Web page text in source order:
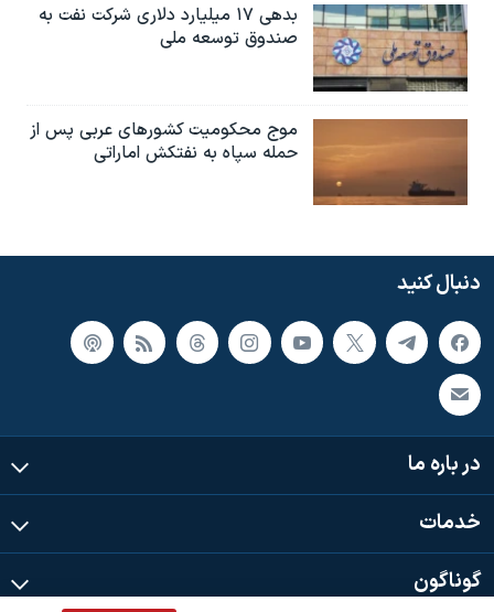
بدهی ۱۷ میلیارد دلاری شرکت نفت به
صندوق توسعه ملی
موج محکومیت کشورهای عربی پس از
حمله سپاه به نفتکش اماراتی
دنبال کنید
در باره ما
خدمات
گوناگون